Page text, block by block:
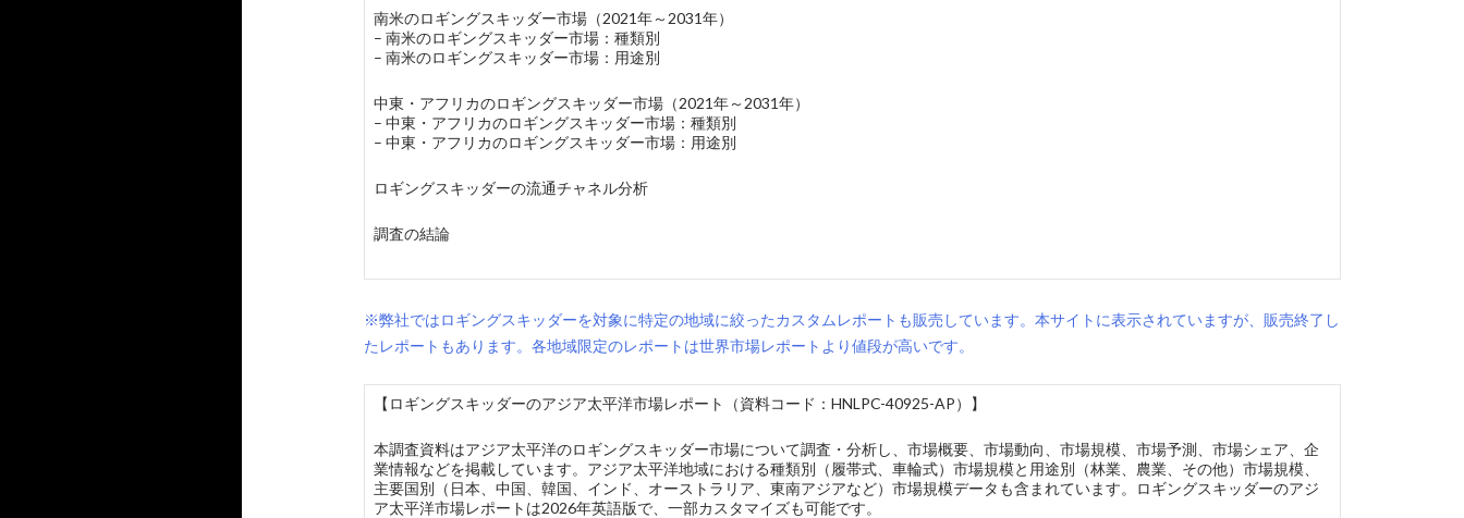
南米のロギングスキッダー市場（2021年～2031年）
– 南米のロギングスキッダー市場：種類別
– 南米のロギングスキッダー市場：用途別
中東・アフリカのロギングスキッダー市場（2021年～2031年）
– 中東・アフリカのロギングスキッダー市場：種類別
– 中東・アフリカのロギングスキッダー市場：用途別
ロギングスキッダーの流通チャネル分析
調査の結論
※弊社ではロギングスキッダーを対象に特定の地域に絞ったカスタムレポートも販売しています。本サイトに表示されていますが、販売終了し
たレポートもあります。各地域限定のレポートは世界市場レポートより値段が高いです。
【ロギングスキッダーのアジア太平洋市場レポート（資料コード：HNLPC-40925-AP）】
本調査資料はアジア太平洋のロギングスキッダー市場について調査・分析し、市場概要、市場動向、市場規模、市場予測、市場シェア、企
業情報などを掲載しています。アジア太平洋地域における種類別（履帯式、車輪式）市場規模と用途別（林業、農業、その他）市場規模、
主要国別（日本、中国、韓国、インド、オーストラリア、東南アジアなど）市場規模データも含まれています。ロギングスキッダーのアジ
ア太平洋市場レポートは2026年英語版で、一部カスタマイズも可能です。